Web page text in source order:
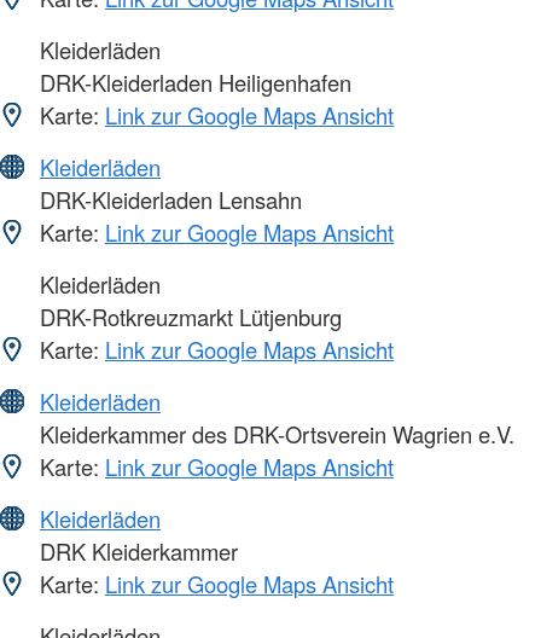
Kleiderläden
DRK-Kleiderladen Heiligenhafen
Karte: Link zur Google Maps Ansicht
Kleiderläden
DRK-Kleiderladen Lensahn
Karte: Link zur Google Maps Ansicht
Kleiderläden
DRK-Rotkreuzmarkt Lütjenburg
Karte: Link zur Google Maps Ansicht
Kleiderläden
Kleiderkammer des DRK-Ortsverein Wagrien e.V.
Karte: Link zur Google Maps Ansicht
Kleiderläden
DRK Kleiderkammer
Karte: Link zur Google Maps Ansicht